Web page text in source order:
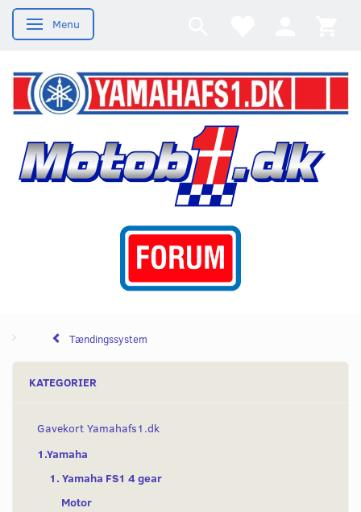
Skifte navigation
Menu
Tændingssystem
KATEGORIER
Gavekort Yamahafs1.dk
1.Yamaha
1. Yamaha FS1 4 gear
Motor